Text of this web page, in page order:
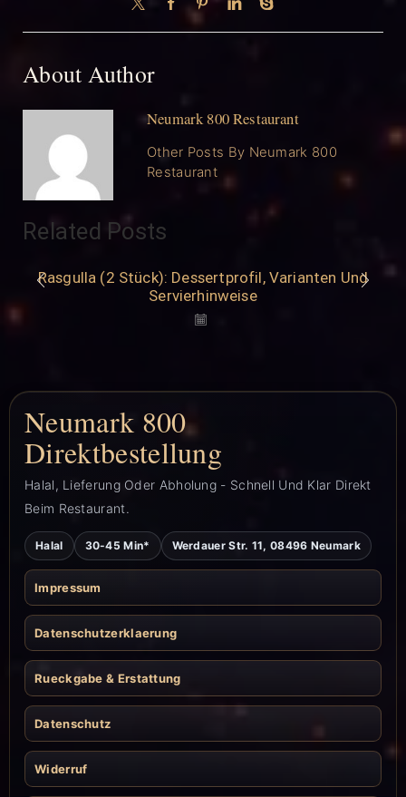
About Author
Neumark 800 Restaurant
Other Posts By Neumark 800
Restaurant
Related Posts
Rasgulla (2 Stück): Dessertprofil, Varianten Und
Servierhinweise
Neumark 800
Direktbestellung
Halal, Lieferung Oder Abholung - Schnell Und Klar Direkt
Beim Restaurant.
Halal 30-45 Min* Werdauer Str. 11, 08496 Neumark
Impressum
Datenschutzerklaerung
Rueckgabe & Erstattung
Datenschutz
Widerruf